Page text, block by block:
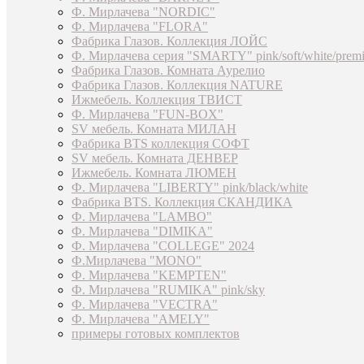
Ф. Мирлачева "NORDIC"
Ф. Мирлачева "FLORA"
Фабрика Глазов. Коллекция ЛОЙС
Ф. Мирлачева серия "SMARTY" pink/soft/white/
Фабрика Глазов. Комната Аурелио
Фабрика Глазов. Коллекция NATURE
Ижмебель. Коллекция ТВИСТ
Ф. Мирлачева "FUN-BOX"
SV мебель. Комната МИЛАН
Фабрика BTS коллекция СОФТ
SV мебель. Комната ДЕНВЕР
Ижмебель. Комната ЛЮМЕН
Ф. Мирлачева "LIBERTY" pink/black/white
Фабрика BTS. Коллекция СКАНДИКА
Ф. Мирлачева "LAMBO"
Ф. Мирлачева "DIMIKA"
Ф. Мирлачева "COLLEGE" 2024
Ф.Мирлачева "MONO"
Ф. Мирлачева "KEMPTEN"
Ф. Мирлачева "RUMIKA" pink/sky
Ф. Мирлачева "VECTRA"
Ф. Мирлачева "AMELY"
примеры готовых комплектов